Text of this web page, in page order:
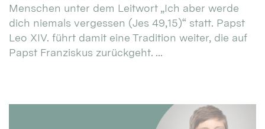
Menschen unter dem Leitwort „Ich aber werde
dich niemals vergessen (Jes 49,15)“ statt. Papst
Leo XIV. führt damit eine Tradition weiter, die auf
Papst Franziskus zurückgeht. ...